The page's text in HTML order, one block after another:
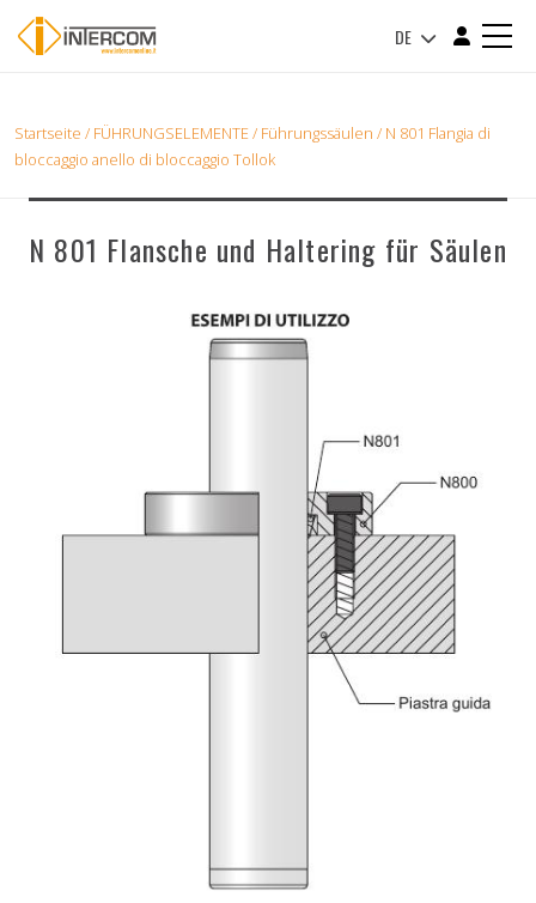
DE
Startseite / FÜHRUNGSELEMENTE/ Führungssäulen / N 801 Flangia di
bloccaggio anello di bloccaggio Tollok
N 801 Flansche und Haltering für Säulen